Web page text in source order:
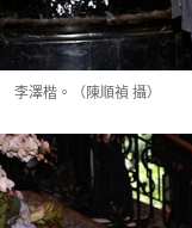
李澤楷。（陳順禎 攝）